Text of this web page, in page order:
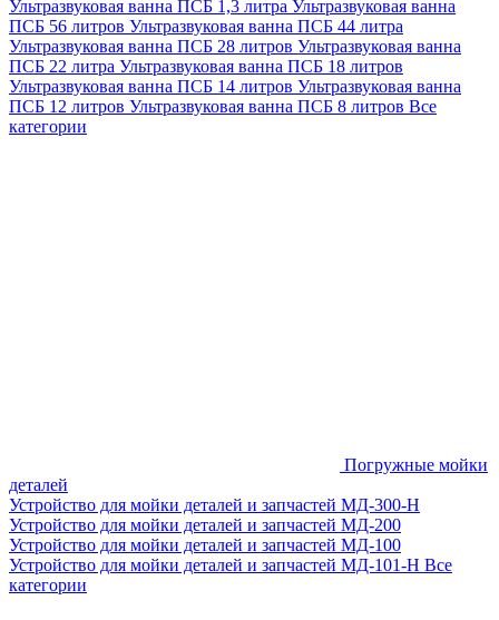
Ультразвуковая ванна ПСБ 1,3 литра Ультразвуковая ванна
ПСБ 56 литров Ультразвуковая ванна ПСБ 44 литра
Ультразвуковая ванна ПСБ 28 литров Ультразвуковая ванна
ПСБ 22 литра Ультразвуковая ванна ПСБ 18 литров
Ультразвуковая ванна ПСБ 14 литров Ультразвуковая ванна
ПСБ 12 литров Ультразвуковая ванна ПСБ 8 литров Все
категории
Погружные мойки
деталей
Устройство для мойки деталей и запчастей МД-300-H
Устройство для мойки деталей и запчастей МД-200
Устройство для мойки деталей и запчастей МД-100
Устройство для мойки деталей и запчастей МД-101-Н Все
категории